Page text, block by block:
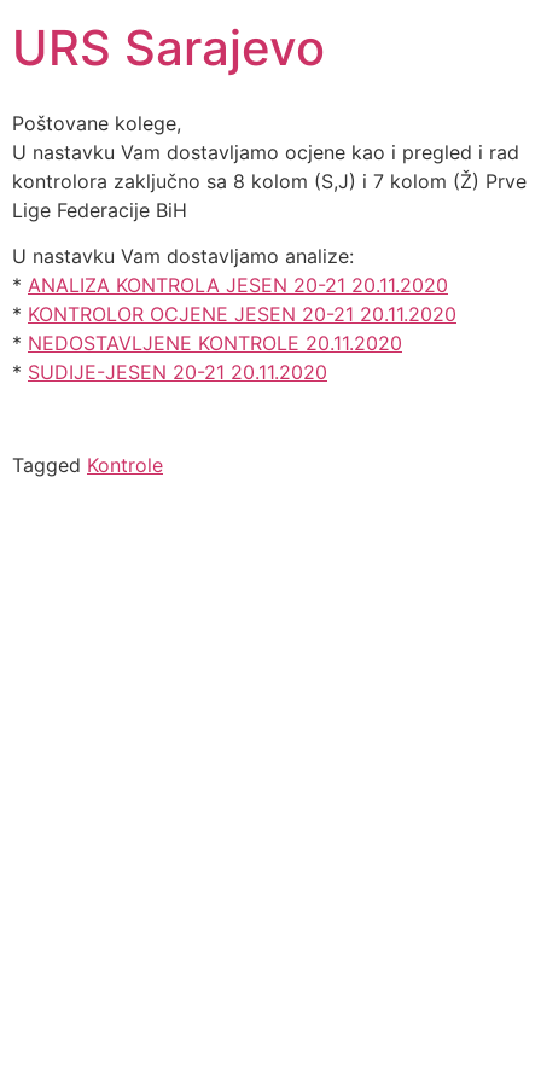
URS Sarajevo
Poštovane kolege,
U nastavku Vam dostavljamo ocjene kao i pregled i rad
kontrolora zaključno sa 8 kolom (S,J) i 7 kolom (Ž) Prve
Lige Federacije BiH
U nastavku Vam dostavljamo analize:
* ANALIZA KONTROLA JESEN 20-21 20.11.2020
* KONTROLOR OCJENE JESEN 20-21 20.11.2020
* NEDOSTAVLJENE KONTROLE 20.11.2020
* SUDIJE-JESEN 20-21 20.11.2020
Tagged Kontrole